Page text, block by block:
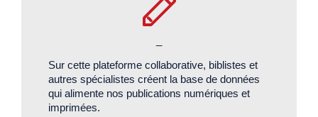
Sur cette plateforme collaborative, biblistes et
autres spécialistes créent la base de données
qui alimente nos publications numériques et
imprimées.